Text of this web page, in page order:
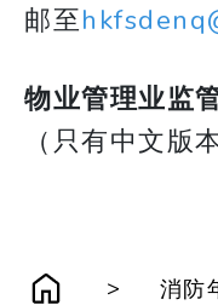
邮至
物业管理业监
（只有中文版本
> 消防